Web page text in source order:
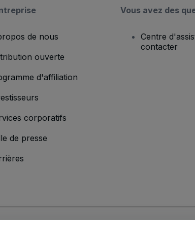
de nous
ouverte
d'affiliation
corporatifs
de presse
Vous avez des
Centre
contacter